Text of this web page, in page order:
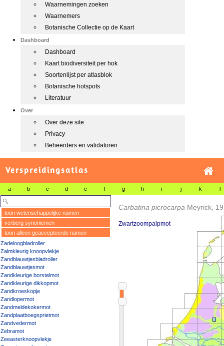
Waarnemingen zoeken
Waarnemers
Botanische Collectie op de Kaart
Dashboard
Dashboard
Kaart biodiversiteit per hok
Soortenlijst per atlasblok
Botanische hotspots
Literatuur
Over
Over deze site
Privacy
Beheerders en validatoren
Verspreidingsatlas
a b c d e f g h i j k l
toon wetenschappelijke namen
verberg synoniemen
toon alleen geaccepteerde namen
Zadeloogbladroller
Zalmkleurig knoopvlekje
Zandblauwtjesbladroller
Zandblauwtjesmot
Zandkleurige borstelmot
Zandkleurige dikkopmot
Zandkroeskopje
Zandlopermot
Zandmeldekokermot
Zandplaatboegsprietmot
Zandvedermot
Zebramot
Zeeasterknoopvlekje
Carbatina picrocarpa Meyrick,
Zwartzoompalpmot